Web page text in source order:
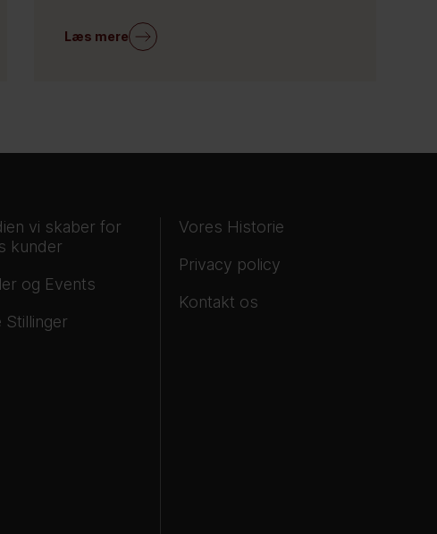
Læs mere
vi skaber for
kunder
og Events
Stillinger
Vores Historie
Privacy policy
Kontakt os